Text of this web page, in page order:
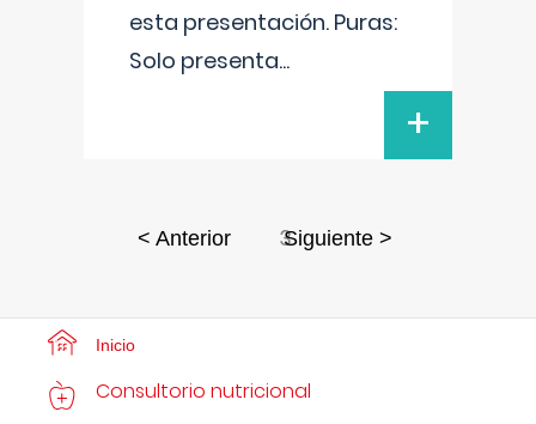
esta presentación. Puras:
Solo presenta...
+
< Anterior 3Siguiente >
Inicio
Consultorio nutricional